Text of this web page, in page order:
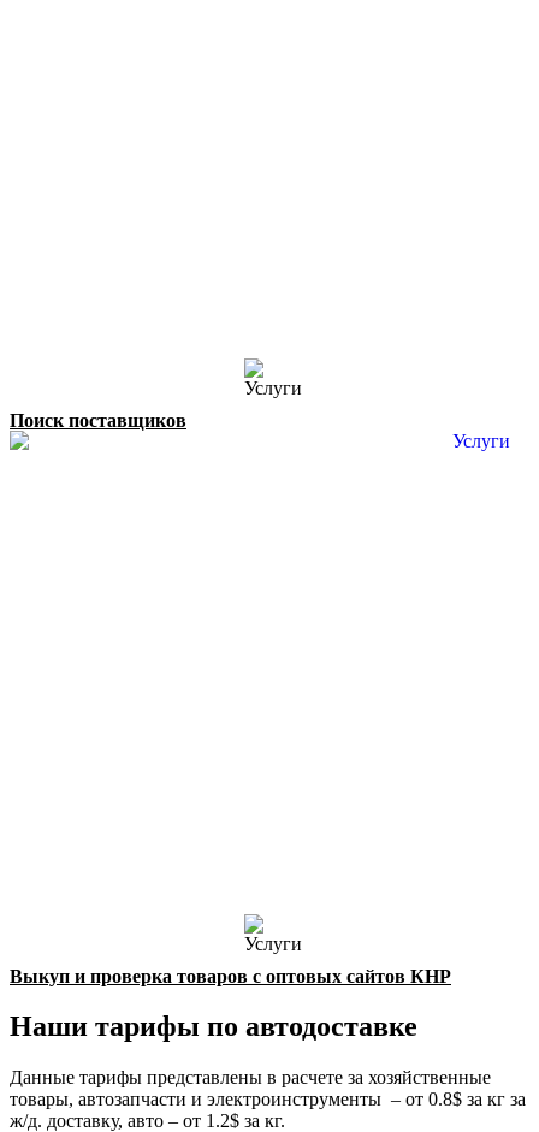
Поиск поставщиков
Выкуп и проверка товаров с оптовых сайтов КНР
Наши тарифы по автодоставке
Данные тарифы представлены в расчете за хозяйственные
товары, автозапчасти и электроинструменты – от 0.8$ за кг за
ж/д. доставку, авто – от 1.2$ за кг.